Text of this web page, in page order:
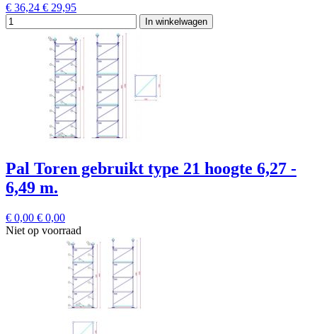
€ 36,24 € 29,95
In winkelwagen
Pal Toren gebruikt type 21 hoogte 6,27 -
6,49 m.
€ 0,00 € 0,00
Niet op voorraad